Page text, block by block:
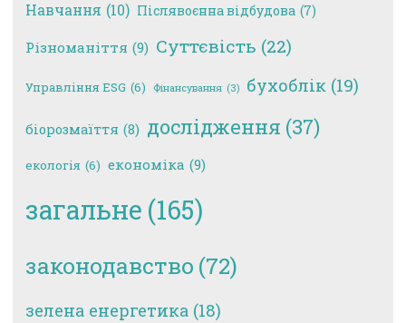
Навчання (10) Післявоєнна відбудова (7)
Різноманіття (9) Суттєвість (22)
Управління ESG (6) Фінансування (3) бухоблік (19)
біорозмаїття (8) дослідження (37)
екологія (6) економіка (9)
загальне (165)
законодавство (72)
зелена енергетика (18)